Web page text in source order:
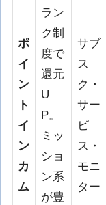
ポ
イ
ン
ト
イ
ン
カ
ム
ラン
ク制
度で
還元
U
P。
ミッ
ショ
ン系
が豊
サブ
ス
ク・
サー
ビ
ス・
モニ
ター